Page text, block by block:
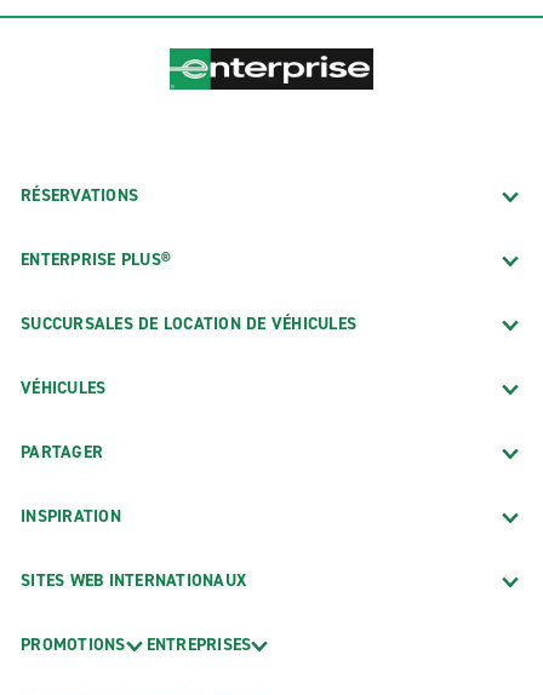
RÉSERVATIONS
ENTERPRISE PLUS®
SUCCURSALES DE LOCATION DE VÉHICULES
VÉHICULES
PARTAGER
INSPIRATION
SITES WEB INTERNATIONAUX
PROMOTIONS ENTREPRISES